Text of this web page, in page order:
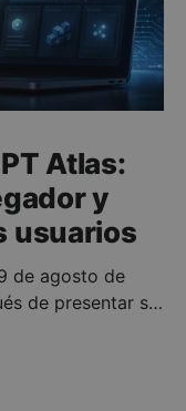
Atlas:
y
usuarios
de agosto de
de presentar su